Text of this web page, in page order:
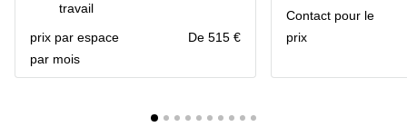
travail
prix par espace
par mois
De 515 €
Contact pour le
prix